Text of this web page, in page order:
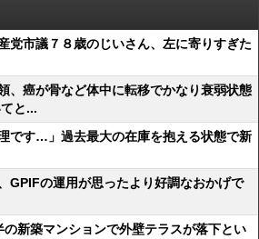
党市議７８歳のじいさん、左に寄りすぎた
、癌が骨など体中に転移でかなり衰弱状態
と...
です…」過去最大の在庫を抱える状態で新
GPIFの運用が思ったより好調なおかげで
の新築マンションで外壁テラスが落下とい